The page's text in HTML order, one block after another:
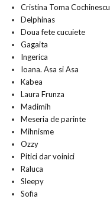
Cristina Toma Cochinescu
Delphinas
Doua fete cucuiete
Gagaita
Ingerica
Ioana. Asa si Asa
Kabea
Laura Frunza
Madimih
Meseria de parinte
Mihnisme
Ozzy
Pitici dar voinici
Raluca
Sleepy
Sofia